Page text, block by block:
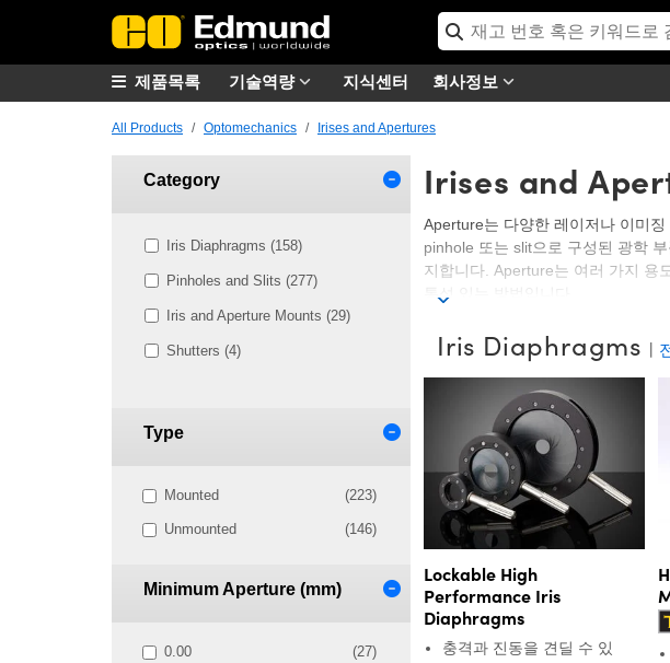
기술역량 지식센터 회사정보
제품목록
All Products Optomechanics Irises and Apertures
Category
Iris Diaphragms (158)
Pinholes and Slits (277)
Iris and Aperture Mounts (29)
Shutters (4)
Type
Mounted (223)
Unmounted (146)
Minimum Aperture (mm)
0.00 (27)
Irises and
Aperture는 다양한 레이저나 이미
pinhole 또는 slit으로 구성된 광학
지합니다. Aperture는 여러 가지 용
성 또는 변동성이 뛰어납니다. 일
Iris Diaphragms |
Lockable High
Performance Iris
Diaphragms
충격과 진동을 견딜 수 있